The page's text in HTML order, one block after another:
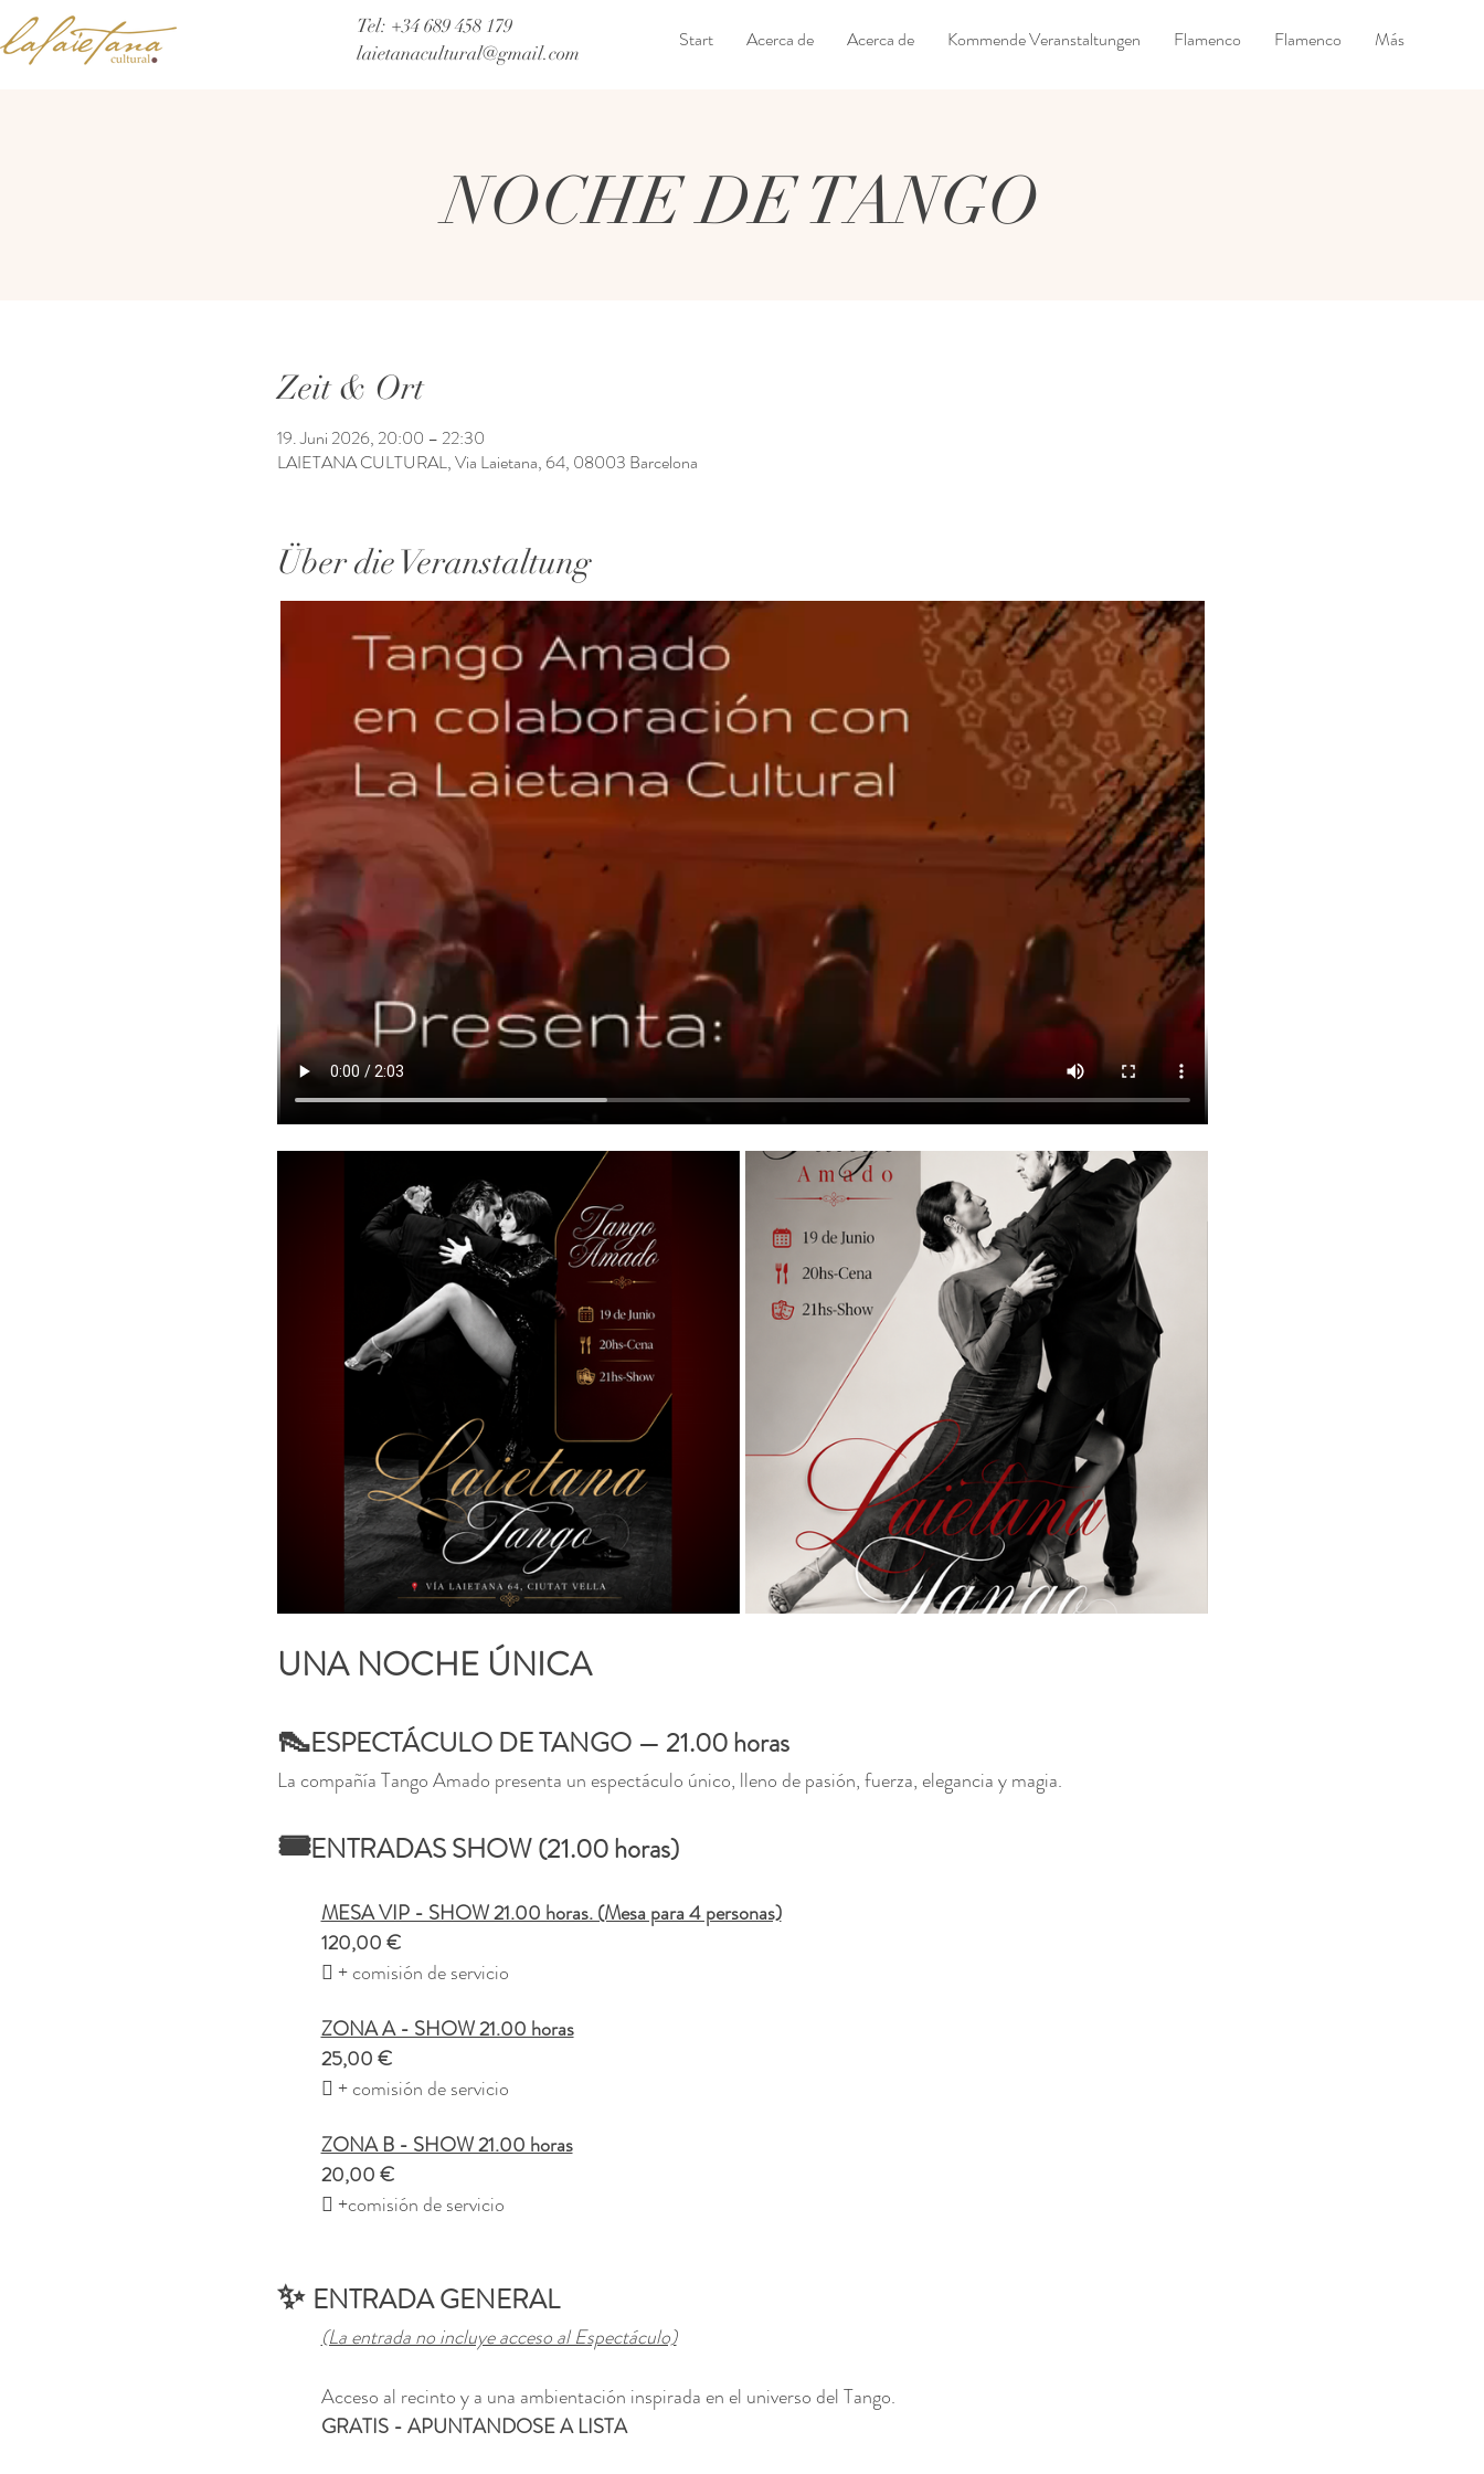
Tel: +34 689 458 179
laietanacultural@gmail.com
Start Acerca de Acerca de Kommende Veranstaltungen Flamenco Flamenco Más
NOCHE DE TANGO
Zeit & Ort
19. Juni 2026, 20:00 – 22:30
LAIETANA CULTURAL, Via Laietana, 64, 08003 Barcelona
Über die Veranstaltung
UNA NOCHE ÚNICA
👠ESPECTÁCULO DE TANGO — 21.00 horas
La compañía Tango Amado presenta un espectáculo único, lleno de pasión, fuerza, elegancia y magia.
🎟️ENTRADAS SHOW (21.00 horas)
	MESA VIP - SHOW 21.00 horas. (Mesa para 4 personas)
	120,00 €
	 + comisión de servicio
	ZONA A - SHOW 21.00 horas
	25,00 €
	 + comisión de servicio
	ZONA B - SHOW 21.00 horas
	20,00 €
	 +comisión de servicio
✨ ENTRADA GENERAL
(La entrada no incluye acceso al Espectáculo)
	Acceso al recinto y a una ambientación inspirada en el universo del Tango.
GRATIS - APUNTANDOSE A LISTA